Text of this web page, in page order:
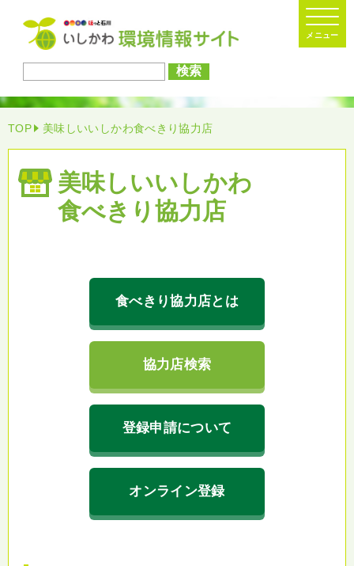
検索
TOP 美味しいいしかわ食べきり協力店
美味しいいしかわ
食べきり協力店
食べきり協力店とは
協力店検索
登録申請について
オンライン登録